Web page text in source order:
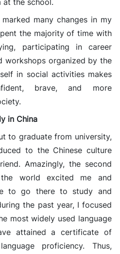
the school.
many changes in my
the majority of time with
participating in career
workshops organized by the
in social activities makes
brave, and more
in China
to graduate from university,
to the Chinese culture
Amazingly, the second
world excited me and
to go there to study and
the past year, I focused
most widely used language
attained a certificate of
proficiency. Thus,